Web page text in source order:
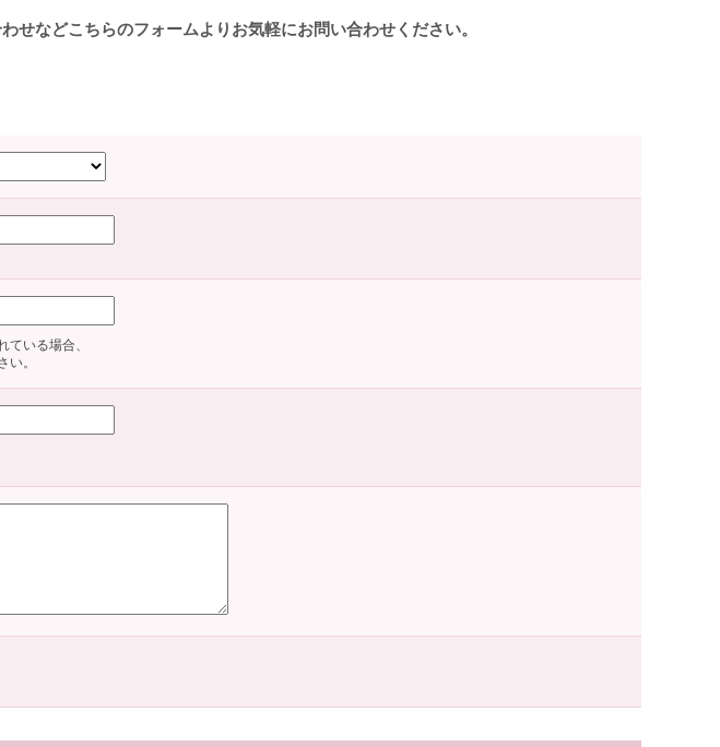
などこちらのフォームよりお気軽にお問い合わせください。
いる場合、
。